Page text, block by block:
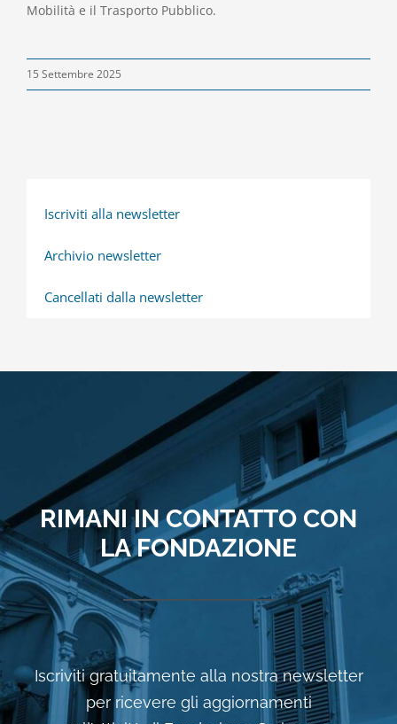
Mobilità e il Trasporto Pubblico.
15 Settembre 2025
Iscriviti alla newsletter
Archivio newsletter
Cancellati dalla newsletter
RIMANI IN CONTATTO CON
LA FONDAZIONE
Iscriviti gratuitamente alla nostra newsletter
per ricevere gli aggiornamenti